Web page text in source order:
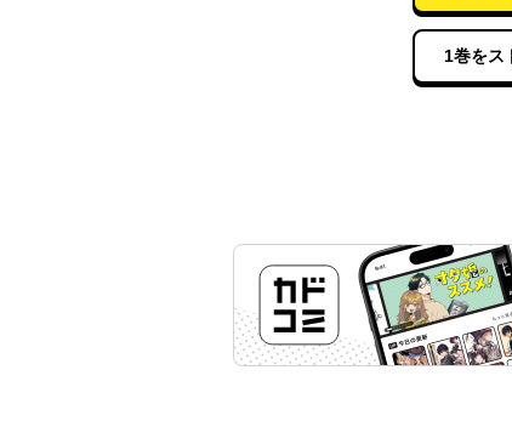
1巻をス